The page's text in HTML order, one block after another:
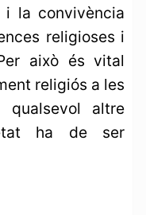
i la convivència
religioses i
això és vital
religiós a les
qualsevol altre
ha de ser